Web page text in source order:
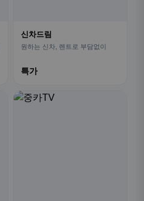
신차드림
원하는 신차, 렌트로 부담없이
특가